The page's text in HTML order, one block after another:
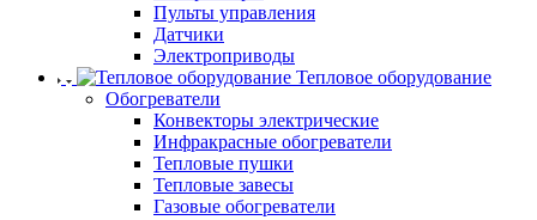
Пульты управления
Датчики
Электроприводы
Тепловое оборудование
Обогреватели
Конвекторы электрические
Инфракрасные обогреватели
Тепловые пушки
Тепловые завесы
Газовые обогреватели